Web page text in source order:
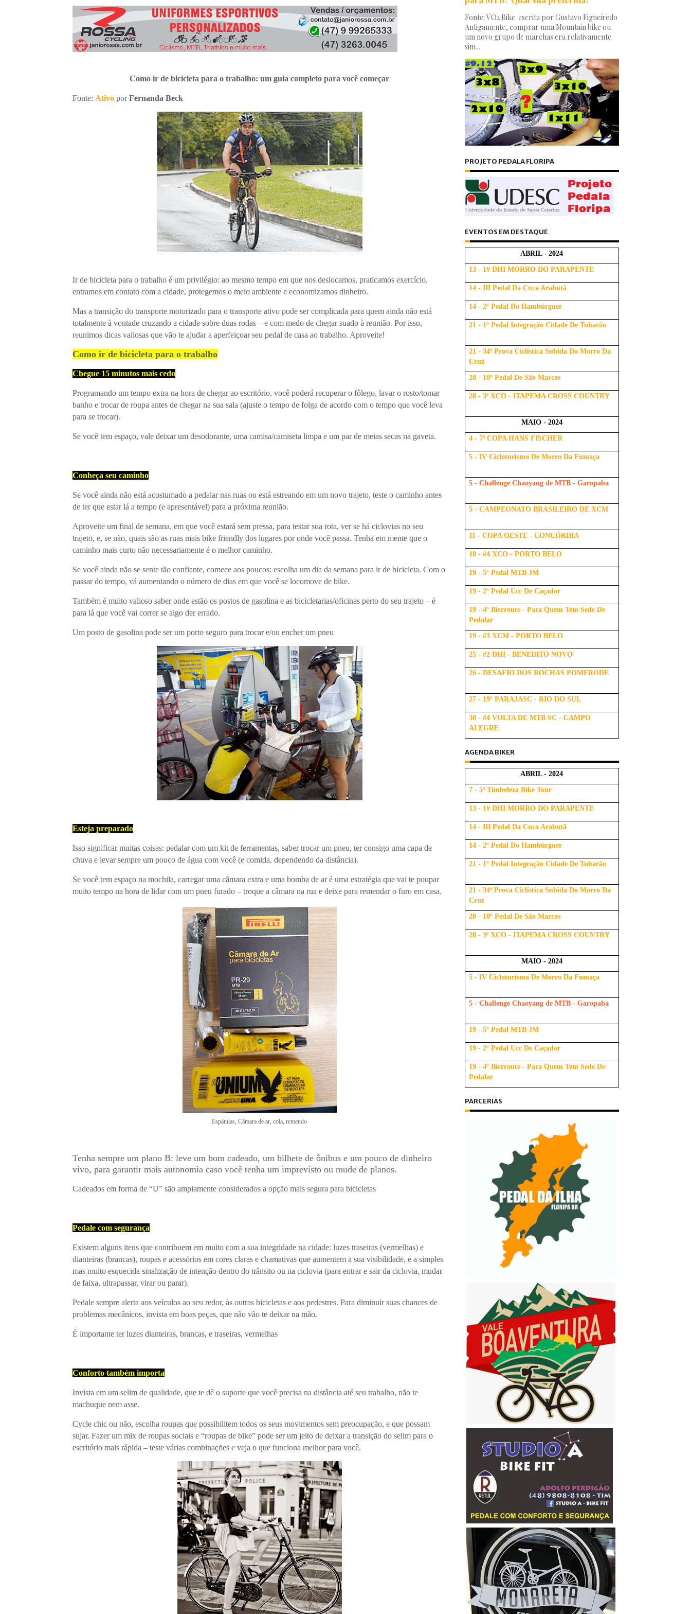
CICLOTURISMO 3º Pedal das Águas BBB - BEACH BIKER BLOG MARCH 08, 2020
EVENTO Pedala Tour - Floripa #2 - 2024 BBB - BEACH BIKER BLOG JANUARY 31, 2024
Como ir de bicicleta para o trabalho: um guia completo para você começar
Fonte: AtivoporFernanda Beck
Ir de bicicleta para o trabalho é um privilégio: ao mesmo tempo em que nos deslocamos, praticamos exercício,
entramos em contato com a cidade, protegemos o meio ambiente e economizamos dinheiro.
Mas a transição do transporte motorizado para o transporte ativo pode ser complicada para quem ainda não está
totalmente à vontade cruzando a cidade sobre duas rodas – e com medo de chegar suado à reunião. Por isso,
reunimos dicas valiosas que vão te ajudar a aperfeiçoar seu pedal de casa ao trabalho. Aproveite!
Como ir de bicicleta para o trabalho
Chegue 15 minutos mais cedo
Programando um tempo extra na hora de chegar ao escritório, você poderá recuperar o fôlego, lavar o rosto/tomar
banho e trocar de roupa antes de chegar na sua sala (ajuste o tempo de folga de acordo com o tempo que você leva
para se trocar).
Se você tem espaço, vale deixar um desodorante, uma camisa/camiseta limpa e um par de meias secas na gaveta.
Conheça seu caminho
Se você ainda não está acostumado a pedalar nas ruas ou está estreando em um novo trajeto, teste o caminho antes
de ter que estar lá a tempo (e apresentável) para a próxima reunião.
Aproveite um final de semana, em que você estará sem pressa, para testar sua rota, ver se há ciclovias no seu
trajeto, e, se não, quais são as ruas mais bike friendly dos lugares por onde você passa. Tenha em mente que o
caminho mais curto não necessariamente é o melhor caminho.
Se você ainda não se sente tão confiante, comece aos poucos: escolha um dia da semana para ir de bicicleta. Com o
passar do tempo, vá aumentando o número de dias em que você se locomove de bike.
Também é muito valioso saber onde estão os postos de gasolina e as bicicletarias/oficinas perto do seu trajeto – é
para lá que você vai correr se algo der errado.
Um posto de gasolina pode ser um porto seguro para trocar e/ou encher um pneu
Esteja preparado
Isso significar muitas coisas: pedalar com um kit de ferramentas, saber trocar um pneu, ter consigo uma capa de
chuva e levar sempre um pouco de água com você (e comida, dependendo da distância).
Se você tem espaço na mochila, carregar uma câmara extra e uma bomba de ar é uma estratégia que vai te poupar
muito tempo na hora de lidar com um pneu furado – troque a câmara na rua e deixe para remendar o furo em casa.
Espátulas, Câmara de ar, cola, remendo
Tenha sempre um plano B: leve um bom cadeado, um bilhete de ônibus e um pouco de dinheiro
vivo, para garantir mais autonomia caso você tenha um imprevisto ou mude de planos.
Cadeados em forma de “U” são amplamente considerados a opção mais segura para bicicletas
Pedale com segurança
Existem alguns itens que contribuem em muito com a sua integridade na cidade: luzes traseiras (vermelhas) e
dianteiras (brancas), roupas e acessórios em cores claras e chamativas que aumentem a sua visibilidade, e a simples
mas muito esquecida sinalização de intenção dentro do trânsito ou na ciclovia (para entrar e sair da ciclovia, mudar
de faixa, ultrapassar, virar ou parar).
Pedale sempre alerta aos veículos ao seu redor, às outras bicicletas e aos pedestres. Para diminuir suas chances de
problemas mecânicos, invista em boas peças, que não vão te deixar na mão.
É importante ter luzes dianteiras, brancas, e traseiras, vermelhas
Conforto também importa
Invista em um selim de qualidade, que te dê o suporte que você precisa na distância até seu trabalho, não te
machuque nem asse.
Cycle chic ou não, escolha roupas que possibilitem todos os seus movimentos sem preocupação, e que possam
sujar. Fazer um mix de roupas sociais e “roupas de bike” pode ser um jeito de deixar a transição do selim para o
escritório mais rápida – teste várias combinações e veja o que funciona melhor para você.
Fonte: VO2 Bike escrita por Gustavo Figueiredo
Antigamente, comprar uma Mountain bike ou
um novo grupo de marchas era relativamente
sim...
PROJETO PEDALA FLORIPA
EVENTOS EM DESTAQUE
ABRIL - 2024
13 - 1# DHI MORRO DO PARAPENTE
14 - III Pedal Da Cuca Arabutã
14 - 2º Pedal Do Hambúrguer
21 - 1º Pedal Integração Cidade De Tubarão
21 - 34ª Prova Ciclistica Subida Do Morro Da
Cruz
28 - 10º Pedal De São Marcos
28 - 3ª XCO - ITAPEMA CROSS COUNTRY
MAIO - 2024
4 - 7ª COPA HANS FISCHER
5 - IV Cicloturismo De Morro Da Fumaça
5 - Challenge Chaoyang de MTB - Garopaba
5 - CAMPEONATO BRASILEIRO DE XCM
11 - COPA OESTE - CONCÓRDIA
18 - #4 XCO - PORTO BELO
19 - 5º Pedal MTB JM
19 - 2º Pedal Ucc De Caçador
19 - 4º Bierroute - Para Quem Tem Sede De
Pedalar
19 - #3 XCM - PORTO BELO
25 - #2 DHI - BENEDITO NOVO
26 - DESAFIO DOS ROCHAS POMERODE
27 - 19º PARAJASC - RIO DO SUL
30 - #4 VOLTA DE MTB SC - CAMPO
ALEGRE
AGENDA BIKER
ABRIL - 2024
7 - 5ª Timbeleza Bike Tour
13 - 1# DHI MORRO DO PARAPENTE
14 - III Pedal Da Cuca Arabutã
14 - 2º Pedal Do Hambúrguer
21 - 1º Pedal Integração Cidade De Tubarão
21 - 34ª Prova Ciclistica Subida Do Morro Da
Cruz
28 - 10º Pedal De São Marcos
28 - 3ª XCO - ITAPEMA CROSS COUNTRY
MAIO - 2024
5 - IV Cicloturismo De Morro Da Fumaça
5 - Challenge Chaoyang de MTB - Garopaba
19 - 5º Pedal MTB JM
19 - 2º Pedal Ucc De Caçador
19 - 4º Bierroute - Para Quem Tem Sede De
Pedalar
PARCERIAS